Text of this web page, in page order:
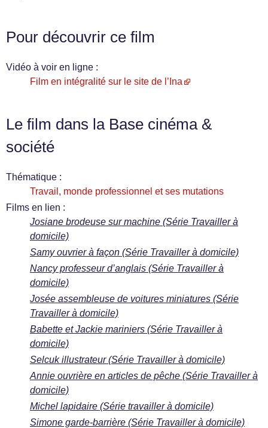
Pour découvrir ce film
Vidéo à voir en ligne :
Film en intégralité sur le site de l’Ina
Le film dans la Base cinéma &
société
Thématique :
Travail, monde professionnel et ses mutations
Films en lien :
Josiane brodeuse sur machine (Série Travailler à
domicile)
Samy ouvrier à façon (Série Travailler à domicile)
Nancy professeur d’anglais (Série Travailler à
domicile)
Josée assembleuse de voitures miniatures (Série
Travailler à domicile)
Babette et Jackie mariniers (Série Travailler à
domicile)
Selcuk illustrateur (Série Travailler à domicile)
Annie ouvrière en articles de pêche (Série Travailler à
domicile)
Michel lapidaire (Série travailler à domicile)
Simone garde-barrière (Série Travailler à domicile)